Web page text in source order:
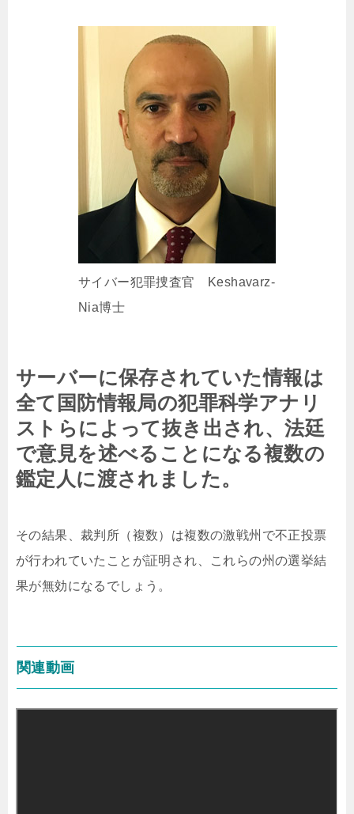
サイバー犯罪捜査官 Keshavarz-
Nia博士
サーバーに保存されていた情報は
全て国防情報局の犯罪科学アナリ
ストらによって抜き出され、法廷
で意見を述べることになる複数の
鑑定人に渡されました。
その結果、裁判所（複数）は複数の激戦州で不正投票
が行われていたことが証明され、これらの州の選挙結
果が無効になるでしょう。
関連動画